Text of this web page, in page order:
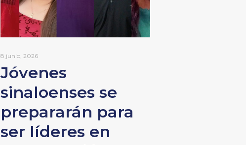
8 junio, 2026
Jóvenes
sinaloenses se
prepararán para
ser líderes en